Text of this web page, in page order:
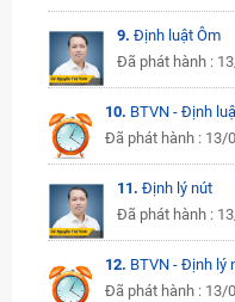
9. Định luật Ôm
Đã phát hành :
10. BTVN - Định
Đã phát hành : 13/
11. Định lý nút
Đã phát hành :
12. BTVN - Định lý
Đã phát hành : 13/